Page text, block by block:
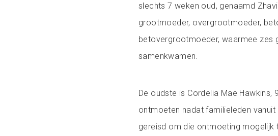
slechts 7 weken oud, genaamd
grootmoeder, overgrootmoeder,
betovergrootmoeder, waarmee zes
samenkwamen.
De oudste is Cordelia Mae
ontmoeten nadat familieleden vanuit
gereisd om die ontmoeting mogelijk